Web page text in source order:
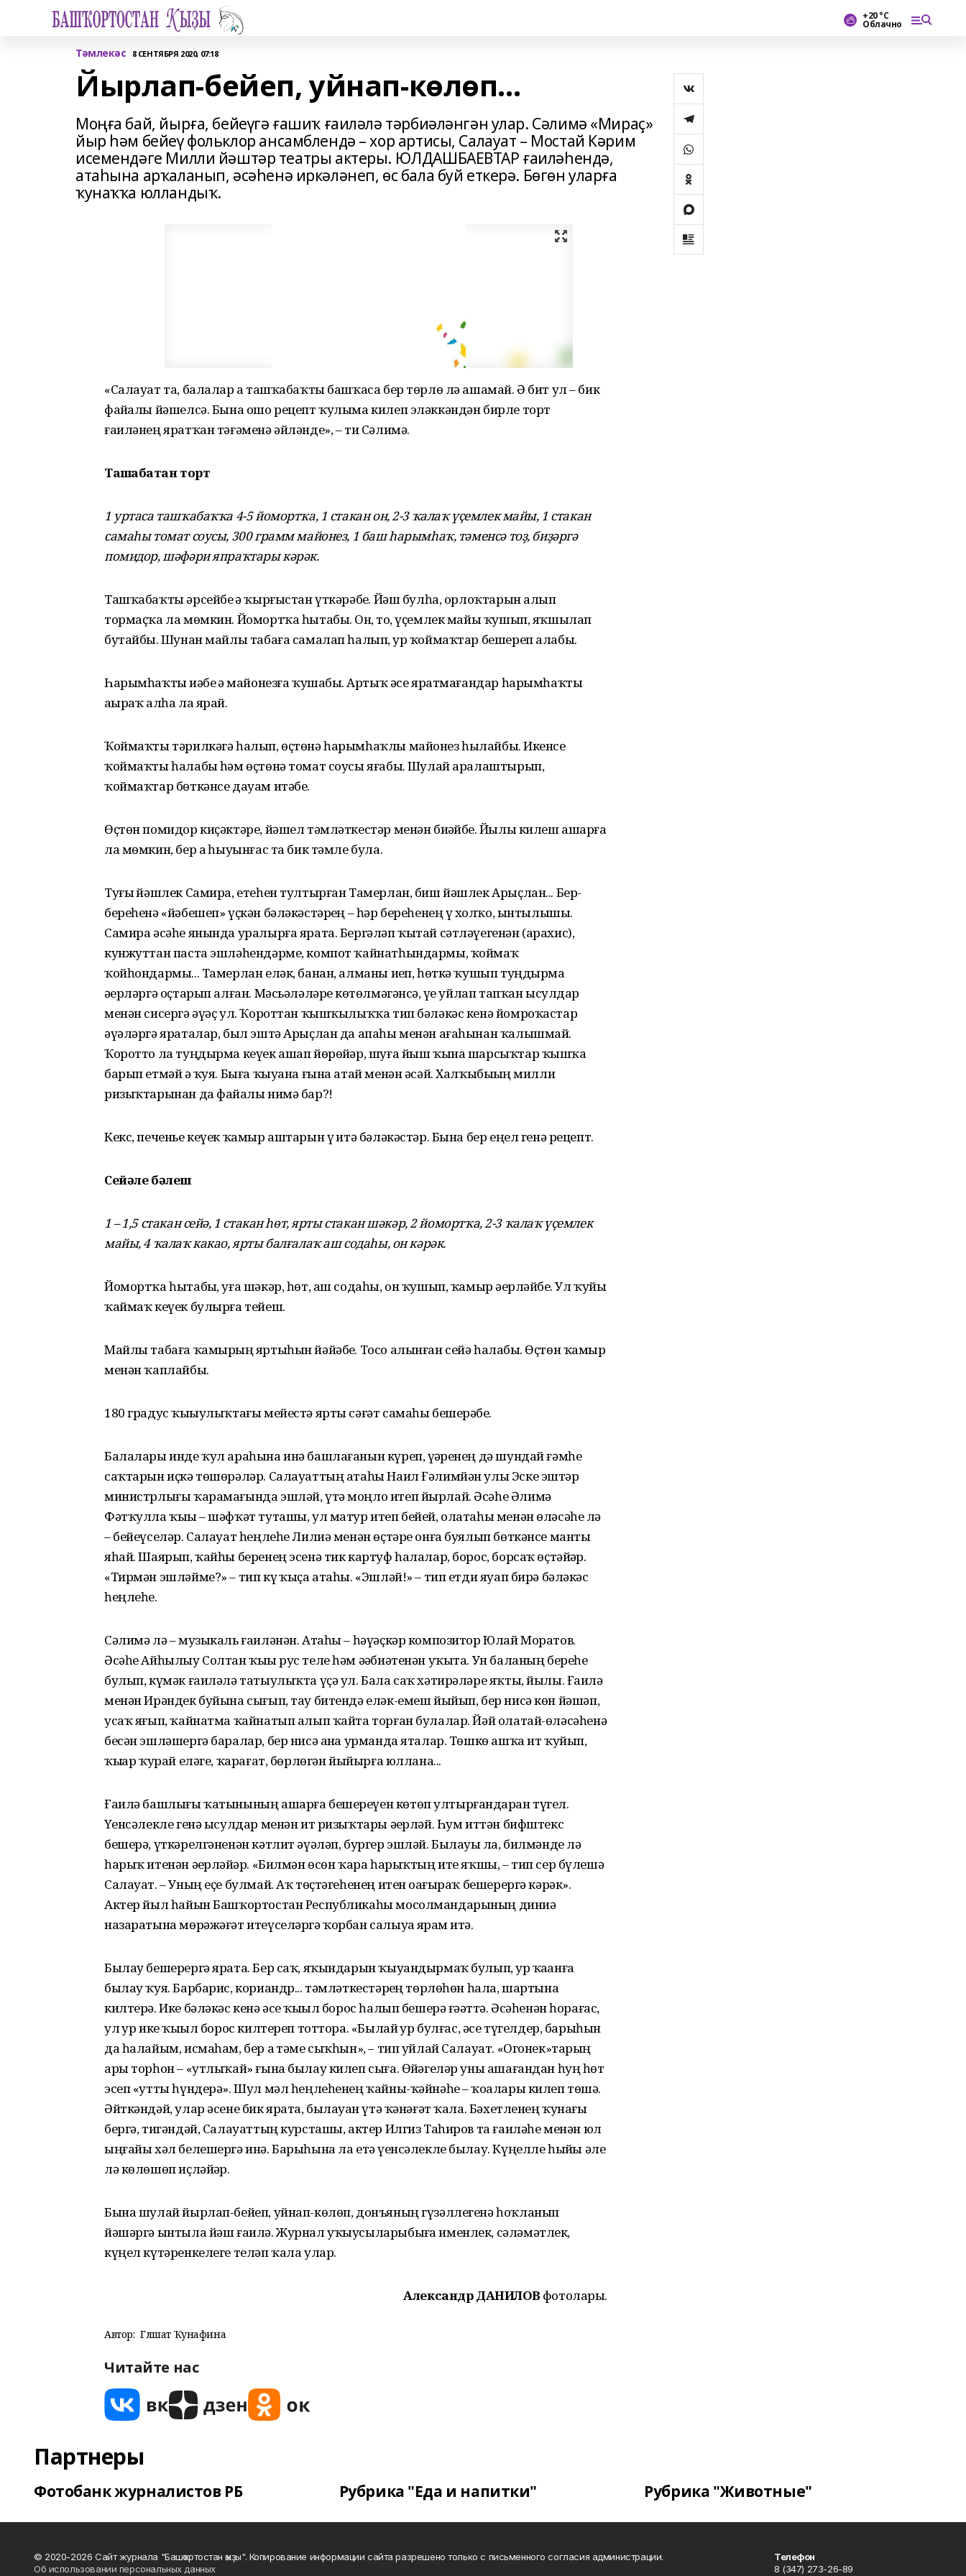
+20 °С
Облачно
Тәмлекәс 8 СЕНТЯБРЯ 2020, 07:18
Йырлап-бейеп, уйнап-көлөп...
Моңға бай, йырға, бейеүгә ғашиҡ ғаиләлә тәрбиәләнгән улар. Сәлимә «Мираҫ»
йыр һәм бейеү фольклор ансамблендә – хор артисы, Салауат – Мостай Кәрим
исемендәге Милли йәштәр театры актеры. ЮЛДАШБАЕВТАР ғаиләһендә,
атаһына арҡаланып, әсәһенә иркәләнеп, өс бала буй еткерә. Бөгөн уларға
ҡунаҡҡа юлландыҡ.
«Салауат та, балалар ҙа ташҡабаҡты башҡаса бер төрлө лә ашамай. Ә бит ул – бик
файҙалы йәшелсә. Бына ошо рецепт ҡулыма килеп эләккәндән бирле торт
ғаиләнең яратҡан тәғәменә әйләнде», – ти Сәлимә.
Ташҡабаҡтан торт
1 уртаса ташҡабаҡҡа 4-5 йомортҡа, 1 стакан он, 2-3 ҡалаҡ үҫемлек майы, 1 стакан
самаһы томат соусы, 300 грамм майонез, 1 баш һарымһаҡ, тәменсә тоҙ, биҙәргә
помидор, шәфәри япраҡтары кәрәк.
Ташҡабаҡты әрсейбеҙ ҙә ҡырғыстан үткәрәбеҙ. Йәш булһа, орлоҡтарын алып
тормаҫҡа ла мөмкин. Йомортҡа һытабыҙ. Он, тоҙ, үҫемлек майы ҡушып, яҡшылап
бутайбыҙ. Шунан майлы табаға самалап һалып, ҙур ҡоймаҡтар бешереп алабыҙ.
Һарымһаҡты иҙәбеҙ ҙә майонезға ҡушабыҙ. Артыҡ әсе яратмағандар һарымһаҡты
аҙыраҡ алһа ла ярай.
Ҡоймаҡты тәрилкәгә һалып, өҫтөнә һарымһаҡлы майонез һылайбыҙ. Икенсе
ҡоймаҡты һалабыҙ һәм өҫтөнә томат соусы яғабыҙ. Шулай аралаштырып,
ҡоймаҡтар бөткәнсе дауам итәбеҙ.
Өҫтөн помидор киҫәктәре, йәшел тәмләткестәр менән биҙәйбеҙ. Йылы килеш ашарға
ла мөмкин, бер аҙ һыуынғас та бик тәмле була.
Туғыҙ йәшлек Самира, етеһен тултырған Тамерлан, биш йәшлек Арыҫлан... Бер-
береһенә «йәбешеп» үҫкән бәләкәстәрҙең – һәр береһенең үҙ холҡо, ынтылышы.
Самира әсәһе янында уралырға ярата. Бергәләп ҡытай сәтләүегенән (арахис),
кунжуттан паста эшләһендәрме, компот ҡайнатһындармы, ҡоймаҡ
ҡойһондармы... Тамерлан еләк, банан, алманы иҙеп, һөткә ҡушып туңдырма
әҙерләргә оҫтарып алған. Мәсьәләләрҙе көтөлмәгәнсә, үҙе уйлап тапҡан ысулдар
менән сисергә әүәҫ ул. Ҡороттан ҡышҡылыҡҡа тип бәләкәс кенә йомроҡастар
әүәләргә яраталар, был эштә Арыҫлан да апаһы менән ағаһынан ҡалышмай.
Ҡоротто ла туңдырма кеүек ашап йөрөйҙәр, шуға йыш ҡына шарсыҡтар ҡышҡа
барып етмәй ҙә ҡуя. Быға ҡыуана ғына атай менән әсәй. Халҡыбыҙҙың милли
ризыҡтарынан да файҙалы нимә бар?!
Кекс, печенье кеүек ҡамыр аштарын үҙ итә бәләкәстәр. Бына бер еңел генә рецепт.
Сейәле бәлеш
1 – 1,5 стакан сейә, 1 стакан һөт, ярты стакан шәкәр, 2 йомортҡа, 2-3 ҡалаҡ үҫемлек
майы, 4 ҡалаҡ какао, ярты балғалаҡ аш содаһы, он кәрәк.
Йомортҡа һытабыҙ, уға шәкәр, һөт, аш содаһы, он ҡушып, ҡамыр әҙерләйбеҙ. Ул ҡуйы
ҡаймаҡ кеүек булырға тейеш.
Майлы табаға ҡамырҙың яртыһын йәйәбеҙ. Тосо алынған сейә һалабыҙ. Өҫтөн ҡамыр
менән ҡаплайбыҙ.
180 градус ҡыҙыулыҡтағы мейестә ярты сәғәт самаһы бешерәбеҙ.
Балалары инде ҡул араһына инә башлағанын күреп, үҙҙәренең дә шундай ғәмһеҙ
саҡтарын иҫкә төшөрәләр. Салауаттың атаһы Наил Ғәлимйән улы Эске эштәр
министрлығы ҡарамағында эшләй, үтә моңло итеп йырлай. Әсәһе Әлимә
Фәтҡулла ҡыҙы – шәфҡәт туташы, ул матур итеп бейей, олатаһы менән өләсәһе лә
– бейеүселәр. Салауат һеңлеһе Лилиә менән өҫтәре онға буялып бөткәнсе манты
яһай. Шаярып, ҡайһы беренең эсенә тик картуф һалалар, борос, борсаҡ өҫтәйҙәр.
«Тирмән эшләйме?» – тип күҙ ҡыҫа атаһы. «Эшләй!» – тип етди яуап бирә бәләкәс
һеңлеһе.
Сәлимә лә – музыкаль ғаиләнән. Атаһы – һәүәҫкәр композитор Юлай Моратов.
Әсәһе Айһылыу Солтан ҡыҙы рус теле һәм әҙәбиәтенән уҡыта. Ун баланың береһе
булып, күмәк ғаиләлә татыулыҡта үҫә ул. Бала саҡ хәтирәләре яҡты, йылы. Ғаилә
менән Ирәндек буйына сығып, тау битендә еләк-емеш йыйып, бер нисә көн йәшәп,
усаҡ яғып, ҡайнатма ҡайнатып алып ҡайта торған булалар. Йәй олатай-өләсәһенә
бесән эшләшергә баралар, бер нисә аҙна урманда яталар. Төшкө ашҡа ит ҡуйып,
ҡыҙҙар ҡурай еләге, ҡарағат, бөрлөгән йыйырға юллана...
Ғаилә башлығы ҡатынының ашарға бешереүен көтөп ултырғандарҙан түгел.
Үҙенсәлекле генә ысулдар менән ит ризыҡтары әҙерләй. Һум иттән бифштекс
бешерә, үткәрелгәненән кәтлит әүәләп, бургер эшләй. Былауҙы ла, билмәнде лә
һарыҡ итенән әҙерләйҙәр. «Билмән өсөн ҡара һарыҡтың ите яҡшы, – тип сер бүлешә
Салауат. – Уның еҫе булмай. Аҡ төҫтәгеһенең итен оҙағыраҡ бешерергә кәрәк».
Актер йыл һайын Башҡортостан Республикаһы мосолмандарының диниә
назаратына мөрәжәғәт итеүселәргә ҡорбан салыуҙа ярҙам итә.
Былау бешерергә ярата. Бер саҡ, яҡындарын ҡыуандырмаҡ булып, ҙур ҡаҙанға
былау ҡуя. Барбарис, кориандр... тәмләткестәрҙең төрлөһөн һала, шартына
килтерә. Ике бәләкәс кенә әсе ҡыҙыл борос һалып бешерә ғәҙәттә. Әсәһенән һорағас,
ул ҙур ике ҡыҙыл борос килтереп тоттора. «Былай ҙур булғас, әсе түгелдер, барыһын
да һалайым, исмаһам, бер аҙ тәме сыҡһын», – тип уйлай Салауат. «Огонек»тарың
ары торһон – «утлыҡай» ғына былау килеп сыға. Өйҙәгеләр уны ашағандан һуң һөт
эсеп «утты һүндерә». Шул мәл һеңлеһенең ҡайны-ҡәйнәһе – ҡоҙалары килеп төшә.
Әйткәндәй, улар әсене бик ярата, былауҙан үтә ҡәнәғәт ҡала. Бәхетленең ҡунағы
бергә, тигәндәй, Салауаттың курсташы, актер Илгиз Таһиров та ғаиләһе менән юл
ыңғайы хәл белешергә инә. Барыһына ла етә үҙенсәлекле былау. Күңелле һыйҙы әле
лә көлөшөп иҫләйҙәр.
Бына шулай йырлап-бейеп, уйнап-көлөп, донъяның гүзәллегенә һоҡланып
йәшәргә ынтыла йәш ғаилә. Журнал уҡыусыларыбыҙға именлек, сәләмәтлек,
күңел күтәренкелеге теләп ҡала улар.
Александр ДАНИЛОВ фотолары.
Автор: Гөлшат Ҡунафина
Читайте нас
Партнеры
Фотобанк журналистов РБ Рубрика "Еда и напитки" Рубрика "Животные"
© 2020-2026 Сайт журнала "Башҡортостан ҡыҙы". Копирование информации сайта разрешено только с письменного согласия администрации.
Об использовании персональных данных
Телефон
8 (347) 273-26-89